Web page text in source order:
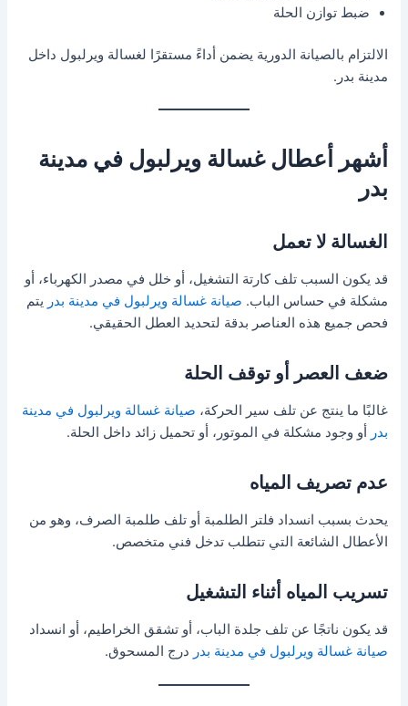
ضبط توازن الحلة
الالتزام بالصيانة الدورية يضمن أداءً مستقرًا لغسالة ويرلبول داخل
مدينة بدر.
أشهر أعطال غسالة ويرلبول في مدينة
بدر
الغسالة لا تعمل
قد يكون السبب تلف كارتة التشغيل، أو خلل في مصدر الكهرباء، أو
مشكلة في حساس الباب. صيانة غسالة ويرلبول في مدينة بدر يتم
فحص جميع هذه العناصر بدقة لتحديد العطل الحقيقي.
ضعف العصر أو توقف الحلة
غالبًا ما ينتج عن تلف سير الحركة، صيانة غسالة ويرلبول في مدينة
بدر
أو وجود مشكلة في الموتور، أو تحميل زائد داخل الحلة.
عدم تصريف المياه
يحدث بسبب انسداد فلتر الطلمبة أو تلف طلمبة الصرف، وهو من
الأعطال الشائعة التي تتطلب تدخل فني متخصص.
تسريب المياه أثناء التشغيل
قد يكون ناتجًا عن تلف جلدة الباب، أو تشقق الخراطيم، أو انسداد
صيانة غسالة ويرلبول في مدينة بدر درج المسحوق.